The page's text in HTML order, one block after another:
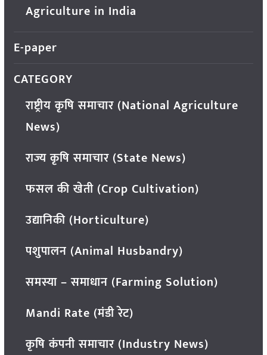
Agriculture in India
E-paper
CATEGORY
राष्ट्रीय कृषि समाचार (National Agriculture
News)
राज्य कृषि समाचार (State News)
फसल की खेती (Crop Cultivation)
उद्यानिकी (Horticulture)
पशुपालन (Animal Husbandry)
समस्या – समाधान (Farming Solution)
Mandi Rate (मंडी रेट)
कृषि कंपनी समाचार (Industry News)